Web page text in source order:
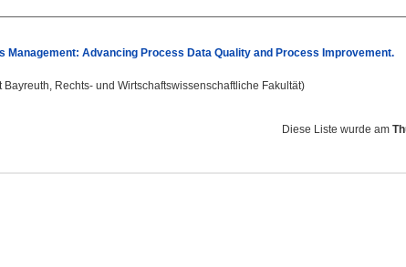
Management: Advancing Process Data Quality and Process Improvement.
Rechts- und Wirtschaftswissenschaftliche Fakultät)
Diese Liste wurde am